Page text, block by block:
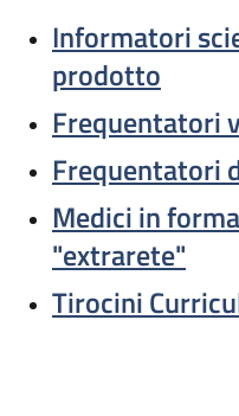
Informatori
prodotto
Frequentatori
Frequentatori
Medici in
"extrarete"
Tirocini